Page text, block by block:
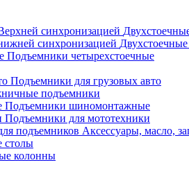
Подъемники четырехстоечные
Подъемники для грузовых авто
подъемники
Подъемники шиномонтажные
Подъемники для мототехники
Аксессуары, масло,
столы
колонны